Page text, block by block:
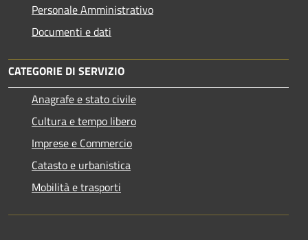
Personale Amministrativo
Documenti e dati
CATEGORIE DI SERVIZIO
Anagrafe e stato civile
Cultura e tempo libero
Imprese e Commercio
Catasto e urbanistica
Mobilità e trasporti